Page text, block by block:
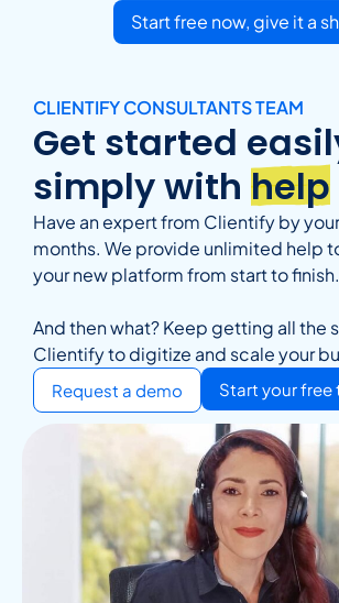
Start free now, give it a
CLIENTIFY CONSULTANTS TEAM
Get started
simply with help
Have an expert from Clientify by
months. We provide unlimited help
your new platform from start to finish.
And then what? Keep getting all the
Clientify to digitize and scale your
Request a demo Start your free